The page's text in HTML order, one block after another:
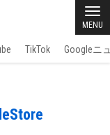
MENU
TikTok Googleニ